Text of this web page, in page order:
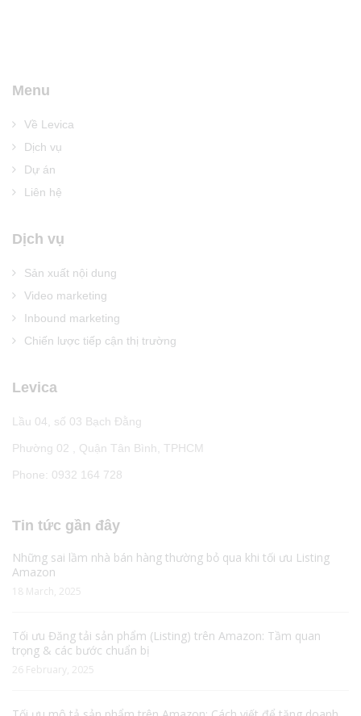
Menu
Về Levica
Dịch vụ
Dự án
Liên hệ
Dịch vụ
Sản xuất nội dung
Video marketing
Inbound marketing
Chiến lược tiếp cận thị trường
Levica
Lầu 04, số 03 Bạch Đằng
Phường 02 , Quận Tân Bình, TPHCM
Phone: 0932 164 728
Tin tức gần đây
Những sai lầm nhà bán hàng thường bỏ qua khi tối ưu Listing
Amazon
18 March, 2025
Tối ưu Đăng tải sản phẩm (Listing) trên Amazon: Tầm quan
trọng & các bước chuẩn bị
26 February, 2025